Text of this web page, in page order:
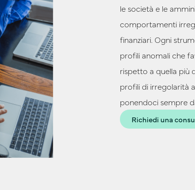
le società e le
comportamenti
finanziari. Ogni
profili anomali che
rispetto a quella più
profili di irregolarità
ponendoci sempre
Richiedi una